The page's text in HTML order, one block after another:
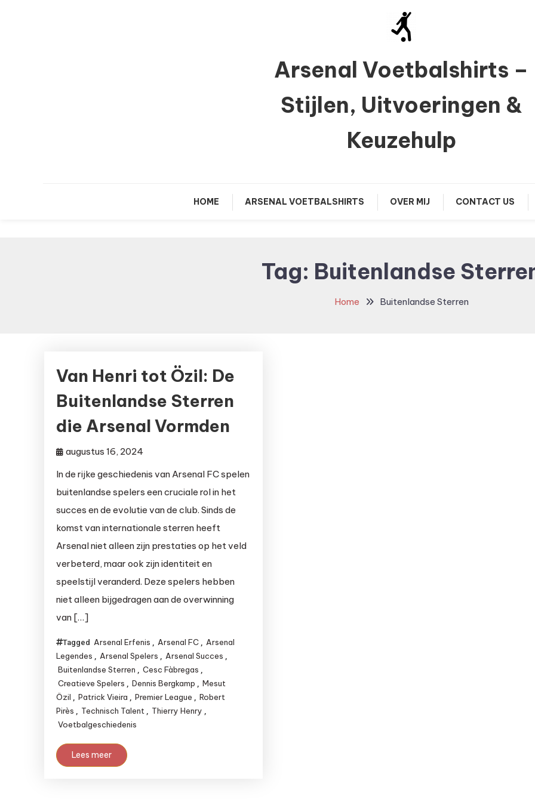
Arsenal Voetbalshirts –
Stijlen, Uitvoeringen &
Keuzehulp
HOME ARSENAL VOETBALSHIRTS OVER MIJ CONTACT US
Tag: Buitenlandse
Home Buitenlandse Sterren
Van Henri tot Özil: De
Buitenlandse Sterren
die Arsenal Vormden
augustus 16, 2024
In de rijke geschiedenis van Arsenal FC spelen
buitenlandse spelers een cruciale rol in het
succes en de evolutie van de club. Sinds de
komst van internationale sterren heeft
Arsenal niet alleen zijn prestaties op het veld
verbeterd, maar ook zijn identiteit en
speelstijl veranderd. Deze spelers hebben
niet alleen bijgedragen aan de overwinning
van […]
Tagged Arsenal Erfenis , Arsenal FC , Arsenal
Legendes , Arsenal Spelers , Arsenal Succes ,
Buitenlandse Sterren , Cesc Fàbregas ,
Creatieve Spelers , Dennis Bergkamp , Mesut
Özil , Patrick Vieira , Premier League , Robert
Pirès , Technisch Talent , Thierry Henry ,
Voetbalgeschiedenis
Lees meer